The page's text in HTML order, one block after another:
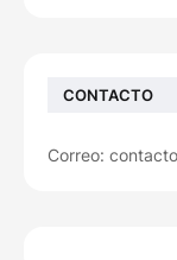
CONTACTO
Correo: